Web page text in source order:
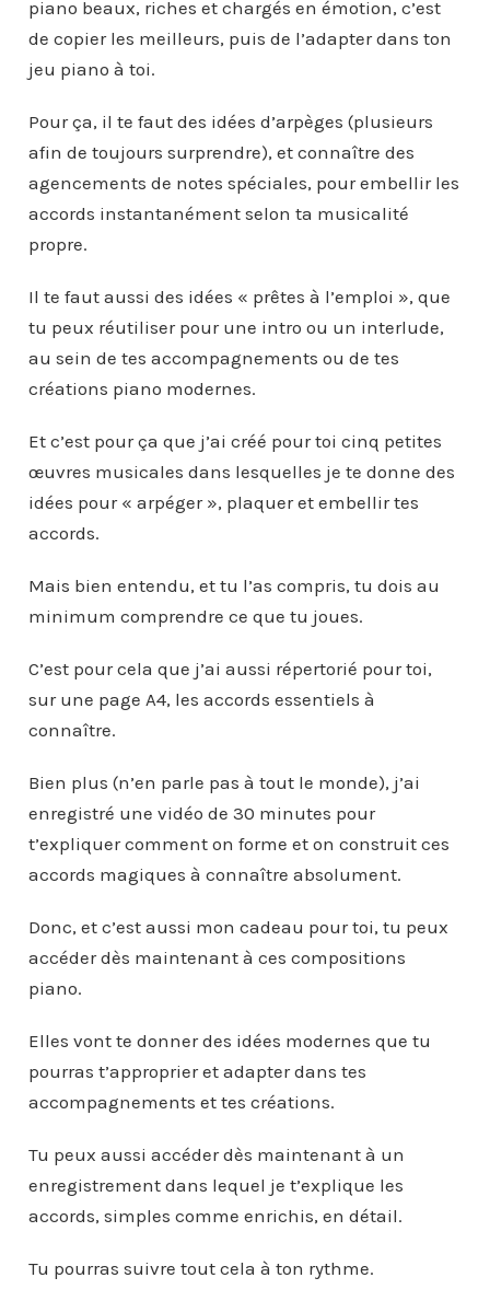
piano beaux, riches et chargés en émotion, c’est
de copier les meilleurs, puis de l’adapter dans ton
jeu piano à toi.
Pour ça, il te faut des idées d’arpèges (plusieurs
afin de toujours surprendre), et connaître des
agencements de notes spéciales, pour embellir les
accords instantanément selon ta musicalité
propre.
Il te faut aussi des idées « prêtes à l’emploi », que
tu peux réutiliser pour une intro ou un interlude,
au sein de tes accompagnements ou de tes
créations piano modernes.
Et c’est pour ça que j’ai créé pour toi cinq petites
œuvres musicales dans lesquelles je te donne des
idées pour « arpéger », plaquer et embellir tes
accords.
Mais bien entendu, et tu l’as compris, tu dois au
minimum comprendre ce que tu joues.
C’est pour cela que j’ai aussi répertorié pour toi,
sur une page A4, les accords essentiels à
connaître.
Bien plus (n’en parle pas à tout le monde), j’ai
enregistré une vidéo de 30 minutes pour
t’expliquer comment on forme et on construit ces
accords magiques à connaître absolument.
Donc, et c’est aussi mon cadeau pour toi, tu peux
accéder dès maintenant à ces compositions
piano.
Elles vont te donner des idées modernes que tu
pourras t’approprier et adapter dans tes
accompagnements et tes créations.
Tu peux aussi accéder dès maintenant à un
enregistrement dans lequel je t’explique les
accords, simples comme enrichis, en détail.
Tu pourras suivre tout cela à ton rythme.